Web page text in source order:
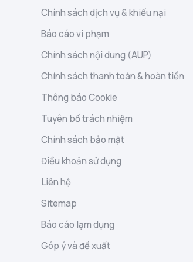
Chính sách dịch vụ & khiếu nại
Báo cáo vi phạm
Chính sách nội dung (AUP)
Chính sách thanh toán & hoàn tiền
Thông báo Cookie
Tuyên bố trách nhiệm
Chính sách bảo mật
Điều khoản sử dụng
Liên hệ
Sitemap
Báo cáo lạm dụng
Góp ý và đề xuất